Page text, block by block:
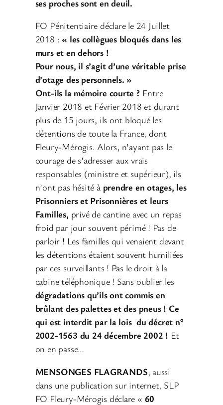
ses proches sont en deuil.
FO Pénitentiaire déclare le 24 Juillet
2018 :« les collègues bloqués dans les
murs et en dehors !
Pour nous, il s’agit d’une véritable prise
d’otage des personnels. »
Ont-ils la mémoire courte ?Entre
Janvier 2018 et Février 2018 et durant
plus de 15 jours, ils ont bloqué les
détentions de toute la France, dont
Fleury-Mérogis. Alors, n’ayant pas le
courage de s’adresser aux vrais
responsables (ministre et supérieur), ils
n’ont pas hésité à prendre en otages, les
Prisonniers et Prisonnières et leurs
Familles, privé de cantine avec un repas
froid par jour souvent périmé ! Pas de
parloir ! Les familles qui venaient devant
les détentions étaient souvent humiliées
par ces surveillants ! Pas le droit à la
cabine téléphonique ! Sans oublier les
dégradations qu’ils ont commis en
brûlant des palettes et des pneus ! Ce
qui est interdit par la lois du décret n°
2002-1563 du 24 décembre 2002 ! Et
on en passe…
MENSONGES FLAGRANDS, aussi
dans une publication sur internet, SLP
FO Fleury-Mérogis déclare « 60